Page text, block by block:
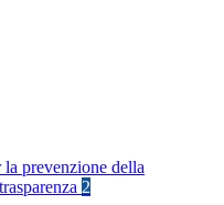
prevenzione della
2